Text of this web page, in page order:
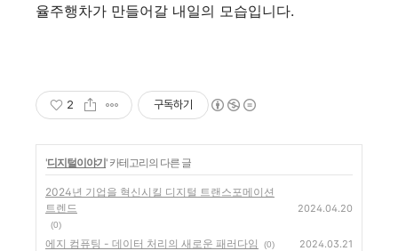
율주행차가 만들어갈 내일의 모습입니다.
2 구독하기
'디지털이야기' 카테고리의 다른 글
2024년 기업을 혁신시킬 디지털 트랜스포메이션
트렌드
(0)
2024.04.20
에지 컴퓨팅 - 데이터 처리의 새로운 패러다임 (0) 2024.03.21